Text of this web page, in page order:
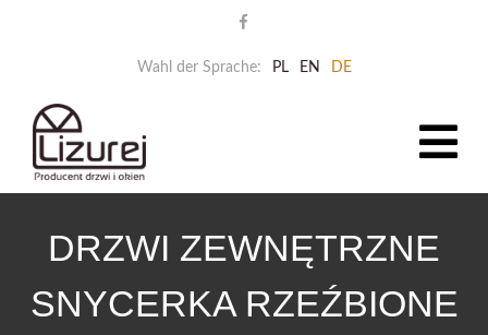
Wahl der Sprache: PL EN DE
DRZWI ZEWNĘTRZNE
SNYCERKA RZEŹBIONE